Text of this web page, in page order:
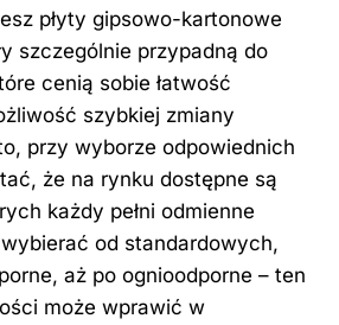
płyty gipsowo-kartonowe
szczególnie przypadną do
cenią sobie łatwość
szybkiej zmiany
przy wyborze odpowiednich
że na rynku dostępne są
każdy pełni odmienne
od standardowych,
aż po ognioodporne – ten
może wprawić w